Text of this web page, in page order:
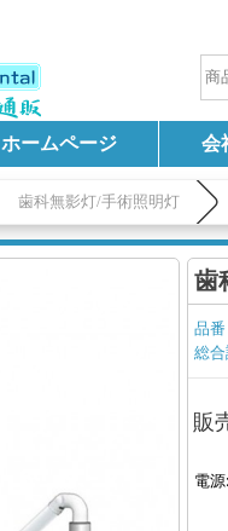
ホームページ 会
歯科無影灯/手術照明灯
歯
品
総
販
電源: